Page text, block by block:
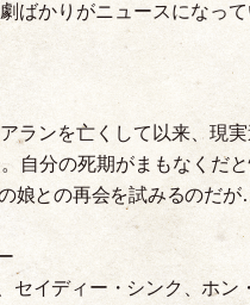
ばかりがニュースになっ
ランを亡くして以来、現
自分の死期がまもなくだ
娘との再会を試みるのだ
セイディー ・ シンク、ホン・